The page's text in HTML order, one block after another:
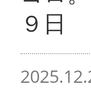
９日